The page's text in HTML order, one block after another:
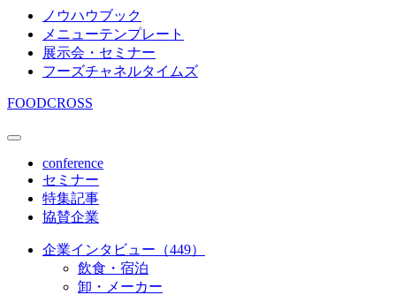
ノウハウブック
メニューテンプレート
展示会・セミナー
フーズチャネルタイムズ
FOODCROSS
conference
セミナー
特集記事
協賛企業
企業インタビュー（449）
飲食・宿泊
卸・メーカー